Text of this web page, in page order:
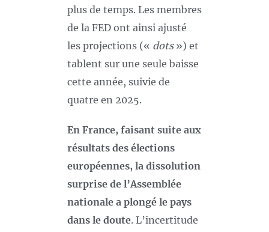
plus de temps. Les membres
de la FED ont ainsi ajusté
les projections (« dots») et
tablent sur une seule baisse
cette année, suivie de
quatre en 2025.
En France, faisant suite aux
résultats des élections
européennes, la dissolution
surprise de l’Assemblée
nationale a plongé le pays
dans le doute. L’incertitude